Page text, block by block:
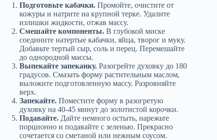
Подготовьте кабачки. Промойте, очистите от
кожуры и натрите на крупной терке. Удалите
излишки жидкости, отжав массу.
Смешайте компоненты. В глубокой миске
соедините натертые кабачки, яйца, творог и муку.
Добавьте тертый сыр, соль и перец. Перемешайте
до однородной массы.
Выпекайте запеканку. Разогрейте духовку до 180
градусов. Смазать форму растительным маслом,
выложите подготовленную массу. Разровняйте
верх.
Запекайте. Поместите форму в разогретую
духовку на 40-45 минут до золотистой корочки.
Подавайте. Дайте немного остыть, нарежьте
порционно и подавайте с зеленью. Прекрасно
сочетается со сметаной или нежным соусом.